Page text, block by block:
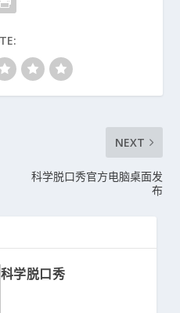
NEXT
科学脱口秀官方电脑桌面发
布
科学脱口秀